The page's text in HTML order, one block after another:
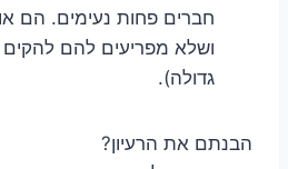
חברים פחות נעימים. הם
ושלא מפריעים להם
גדולה).
הבנתם את הרעיון?